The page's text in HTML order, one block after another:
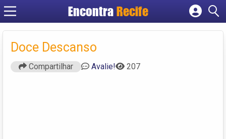
Encontra Recife
Cadastrar empresa
Doce Descanso
Compartilhar Avalie! 207